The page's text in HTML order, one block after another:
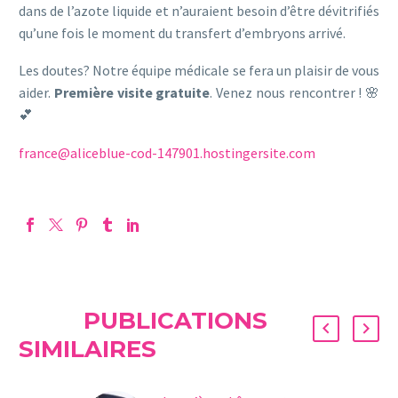
dans de l’azote liquide et n’auraient besoin d’être dévitrifiés
qu’une fois le moment du transfert d’embryons arrivé.
Les doutes? Notre équipe médicale se fera un plaisir de vous
aider. Première visite gratuite. Venez nous rencontrer ! 🌸
💕
france@aliceblue-cod-147901.hostingersite.com
PUBLICATIONS
SIMILAIRES